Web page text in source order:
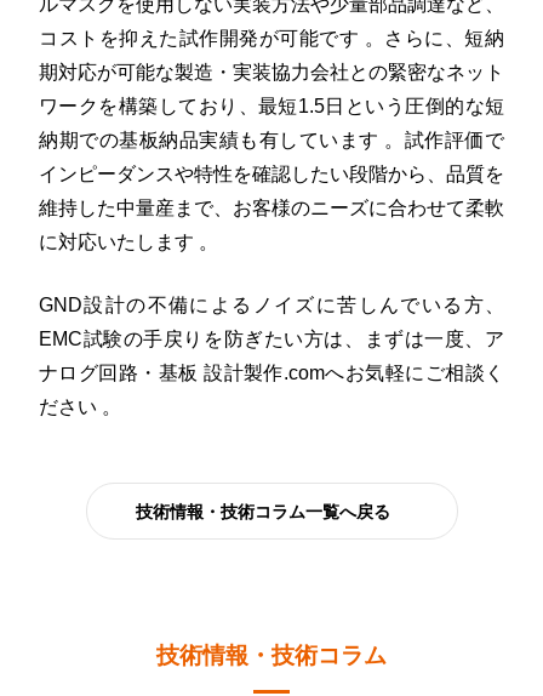
ルマスクを使用しない実装方法や少量部品調達など、
コストを抑えた試作開発が可能です 。さらに、短納
期対応が可能な製造・実装協力会社との緊密なネット
ワークを構築しており、最短1.5日という圧倒的な短
納期での基板納品実績も有しています 。試作評価で
インピーダンスや特性を確認したい段階から、品質を
維持した中量産まで、お客様のニーズに合わせて柔軟
に対応いたします 。
GND設計の不備によるノイズに苦しんでいる方、
EMC試験の手戻りを防ぎたい方は、まずは一度、ア
ナログ回路・基板 設計製作.comへお気軽にご相談く
ださい 。
技術情報・技術コラム一覧へ戻る
技術情報・技術コラム